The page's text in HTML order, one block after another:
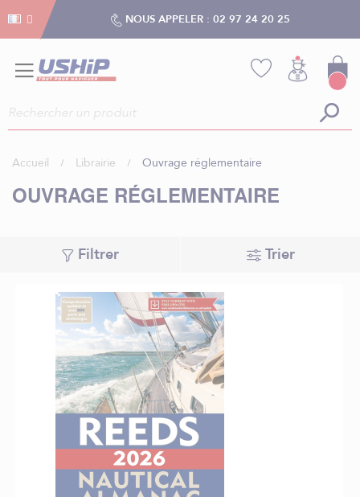
NOUS APPELER : 02 97 24 20 25
Accueil Librairie Ouvrage réglementaire
OUVRAGE RÉGLEMENTAIRE
Filtrer Trier
Gestion des cookies
Gestion des cookies